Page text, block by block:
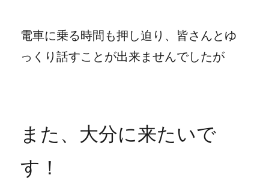
電車に乗る時間も押し迫り、皆さんとゆ
っくり話すことが出来ませんでしたが
また、大分に来たいで
す！